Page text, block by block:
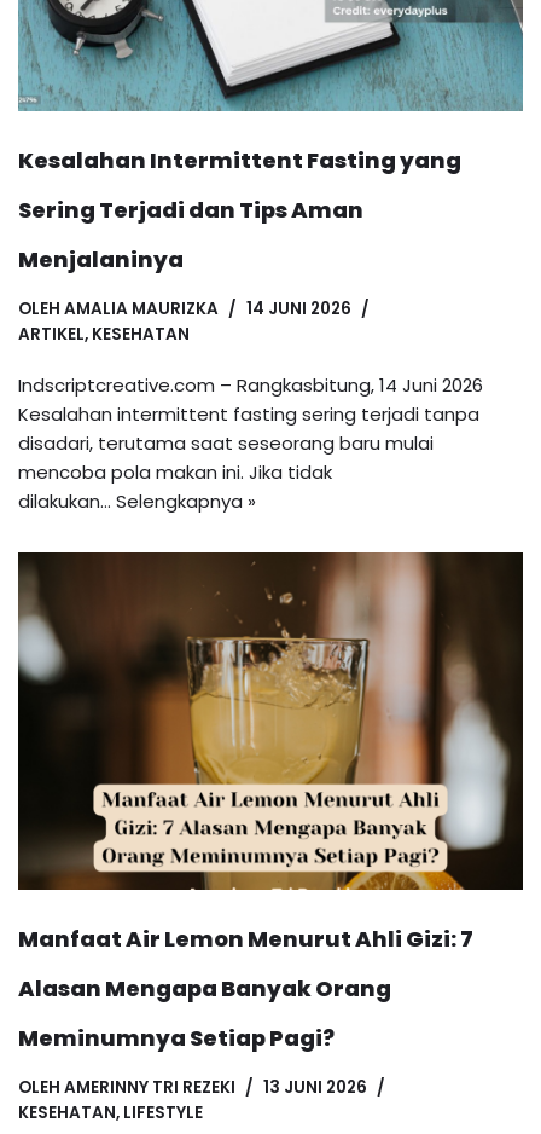
Kesalahan Intermittent Fasting yang
Sering Terjadi dan Tips Aman
Menjalaninya
OLEH AMALIA MAURIZKA
14 JUNI 2026
ARTIKEL, KESEHATAN
Indscriptcreative.com – Rangkasbitung, 14 Juni 2026
Kesalahan intermittent fasting sering terjadi tanpa
disadari, terutama saat seseorang baru mulai
mencoba pola makan ini. Jika tidak
dilakukan… Selengkapnya »
Manfaat Air Lemon Menurut Ahli Gizi: 7
Alasan Mengapa Banyak Orang
Meminumnya Setiap Pagi?
OLEH AMERINNY TRI REZEKI
13 JUNI 2026
KESEHATAN, LIFESTYLE